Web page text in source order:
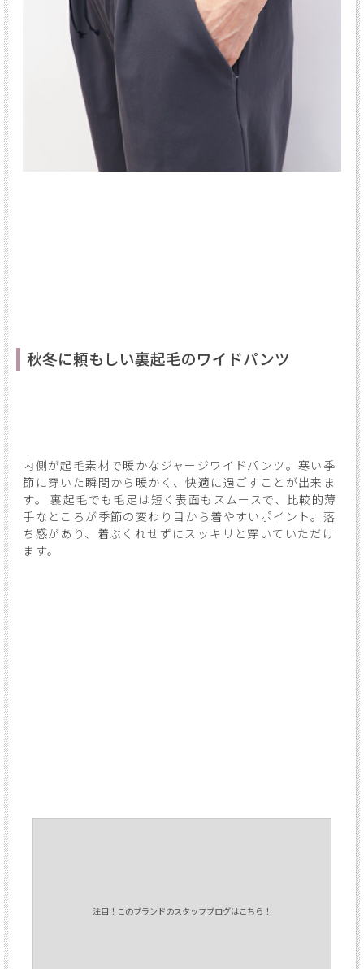
秋冬に頼もしい裏起毛のワイドパンツ
内側が起毛素材で暖かなジャージワイドパンツ。寒い季
節に穿いた瞬間から暖かく、快適に過ごすことが出来ま
す。 裏起毛でも毛足は短く表面もスムースで、比較的薄
手なところが季節の変わり目から着やすいポイント。落
ち感があり、着ぶくれせずにスッキリと穿いていただけ
ます。
注目！このブランドのスタッフブログはこちら！